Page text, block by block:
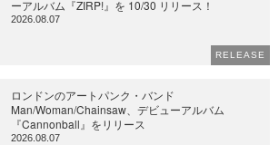
ーアルバム『ZIRP!』を 10/30 リリース！
2026.08.07
RELEASE
ロンドンのアートパンク・バンド
Man/Woman/Chainsaw、デビューアルバム
『Cannonball』をリリース
2026.08.07